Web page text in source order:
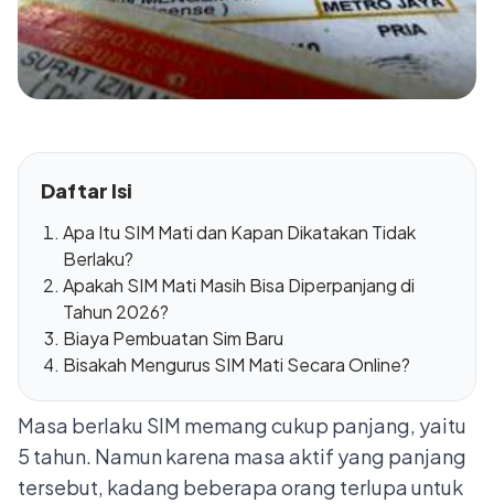
Daftar Isi
Apa Itu SIM Mati dan Kapan Dikatakan Tidak
Berlaku?
Apakah SIM Mati Masih Bisa Diperpanjang di
Tahun 2026?
Biaya Pembuatan Sim Baru
Bisakah Mengurus SIM Mati Secara Online?
Masa berlaku SIM memang cukup panjang, yaitu
5 tahun. Namun karena masa aktif yang panjang
tersebut, kadang beberapa orang terlupa untuk